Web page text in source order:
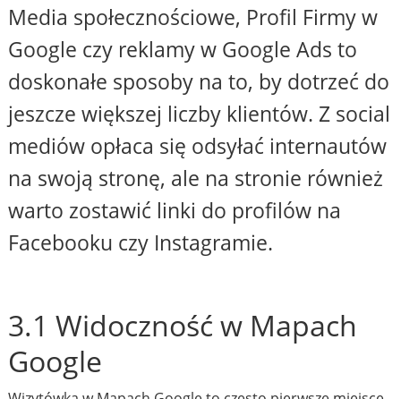
Media społecznościowe, Profil Firmy w
Google czy reklamy w Google Ads to
doskonałe sposoby na to, by dotrzeć do
jeszcze większej liczby klientów. Z social
mediów opłaca się odsyłać internautów
na swoją stronę, ale na stronie również
warto zostawić linki do profilów na
Facebooku czy Instagramie.
3.1 Widoczność w Mapach
Google